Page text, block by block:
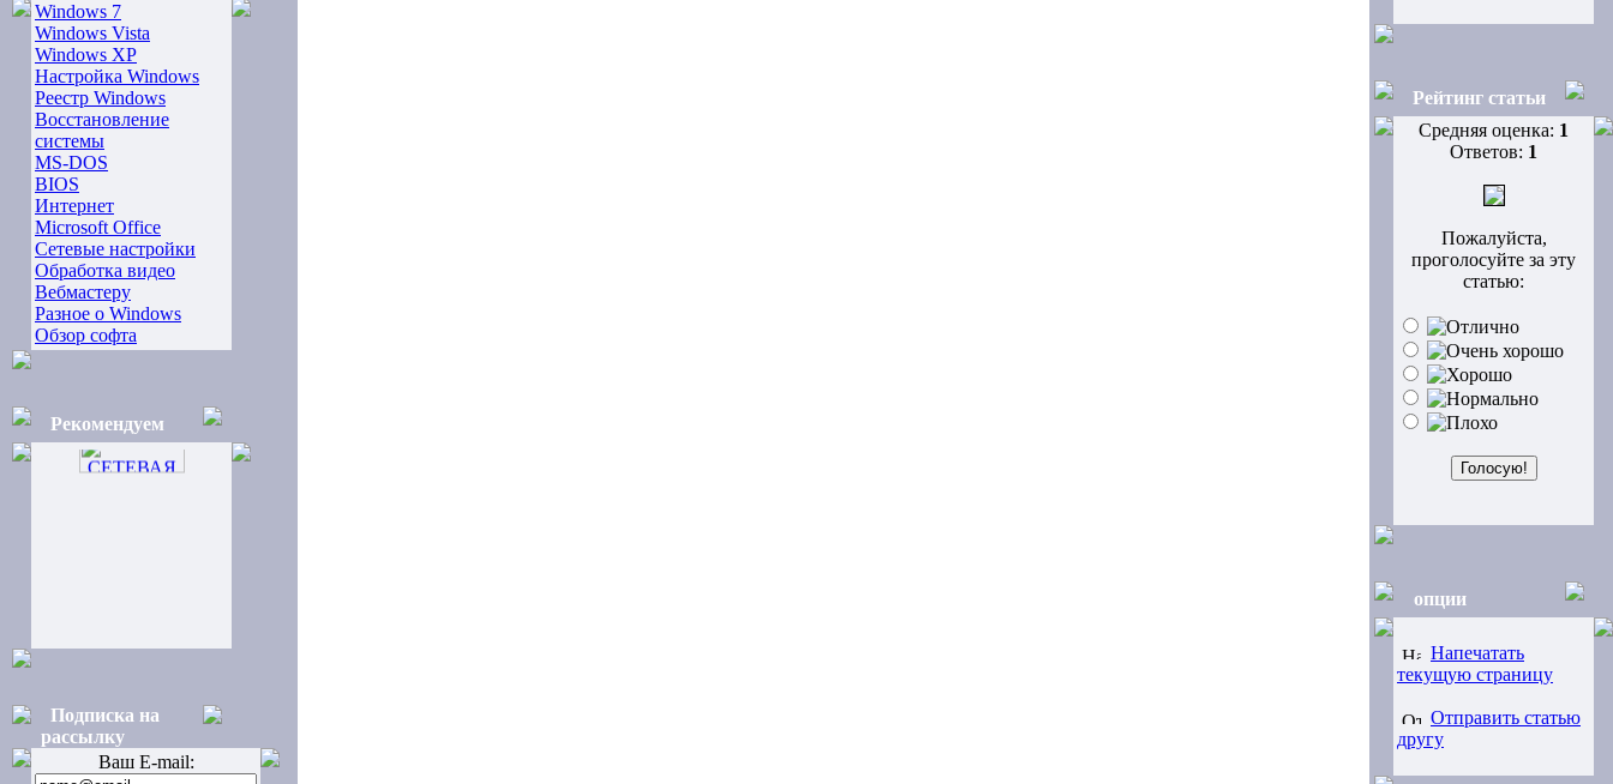
Windows 7
Windows Vista
Windows XP
Настройка Windows
Реестр Windows
Восстановление
системы
MS-DOS
BIOS
Интернет
Microsoft Office
Сетевые настройки
Обработка видео
Вебмастеру
Разное о Windows
Обзор софта
Рекомендуем
Подписка на
рассылку
Ваш E-mail:
Рейтинг статьи
Средняя оценка: 1
Ответов: 1
Пожалуйста,
проголосуйте за эту
статью:
опции
Напечатать
текущую страницу
Отправить статью
другу